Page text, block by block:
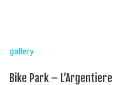
gallery
Bike Park –